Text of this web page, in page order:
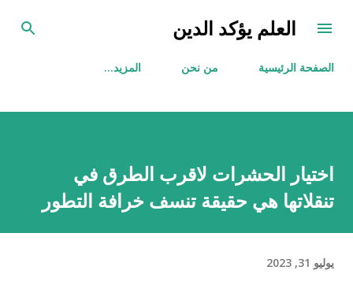
التخطي إلى المحتوى الرئيسي
العلم يؤكد الدين
الصفحة الرئيسية من نحن ‏المزيد…
اختيار الحشرات لاقرب الطرق في
تنقلاتها هي حقيقة تنسف خرافة التطور
يوليو 31, 2023